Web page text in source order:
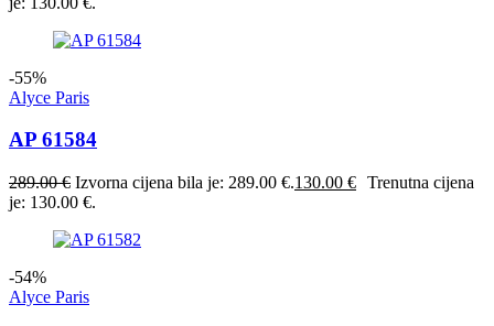
-55%
Alyce Paris
AP 61584
289.00€ Izvorna cijena bila je: 289.00 €.130.00 € Trenutna cijena
je: 130.00 €.
-54%
Alyce Paris